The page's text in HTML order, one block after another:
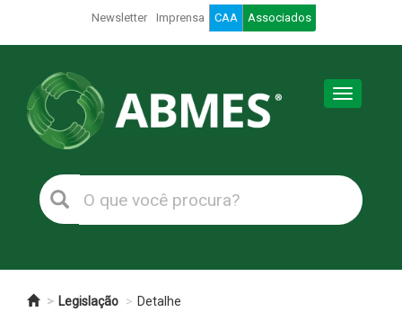
Newsletter Imprensa CAA Associados
Toggle
Legislação Detalhe